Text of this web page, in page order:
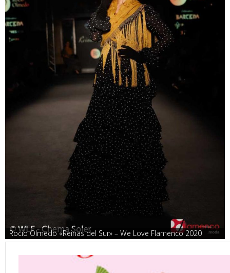
Rocío Olmedo «Reinas del Sur» – We Love Flamenco 2020